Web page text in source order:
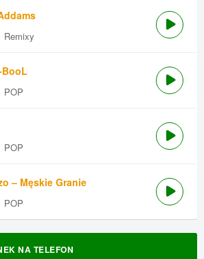
Remixy
BooL
POP
POP
– Męskie Granie
POP
NA TELEFON